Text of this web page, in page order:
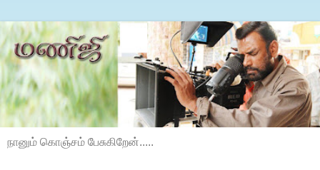
நானும் கொஞ்சம் பேசுகிறேன்.....